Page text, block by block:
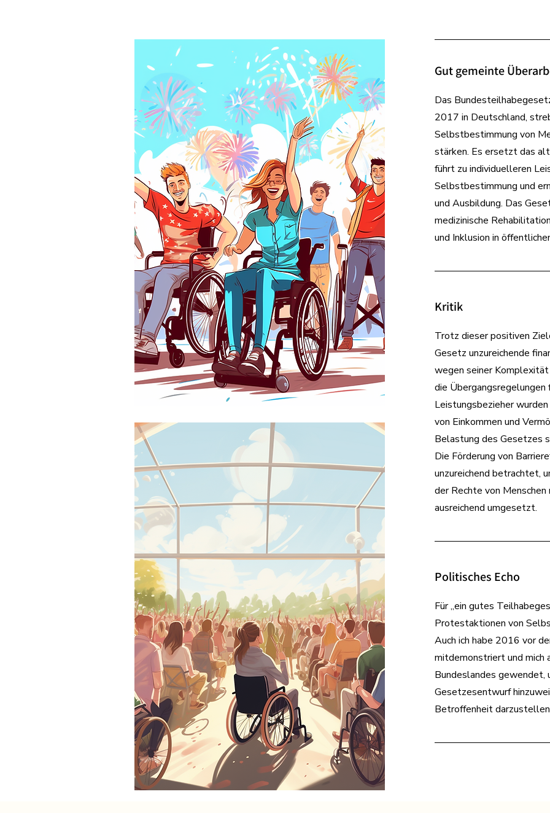
Gut gemeinte
Das
2017 in Deutschland,
Selbstbestimmung von
stärken. Es ersetzt das
führt zu individuelleren
Selbstbestimmung und
und Ausbildung. Das
medizinische
und Inklusion in
Kritik
Trotz dieser positiven
Gesetz unzureichende
wegen seiner
die Übergangsregelungen
Leistungsbezieher
von Einkommen und
Belastung des Gesetzes
Die Förderung von
unzureichend betrachtet,
der Rechte von
ausreichend umgesetzt.
Politisches Echo
Für „ein gutes
Protestaktionen von
Auch ich habe 2016 vor
mitdemonstriert und mich
Bundeslandes gewendet,
Gesetzesentwurf
Betroffenheit